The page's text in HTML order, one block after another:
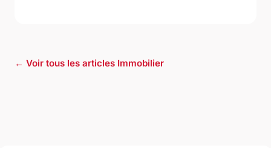
← Voir tous les articles Immobilier